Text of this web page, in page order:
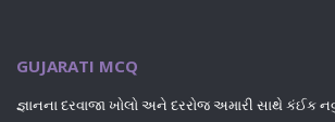
GUJARATI MCQ
જ્ઞાનના દરવાજા ખોલો અને દરરોજ અમારી સાથે કંઈક